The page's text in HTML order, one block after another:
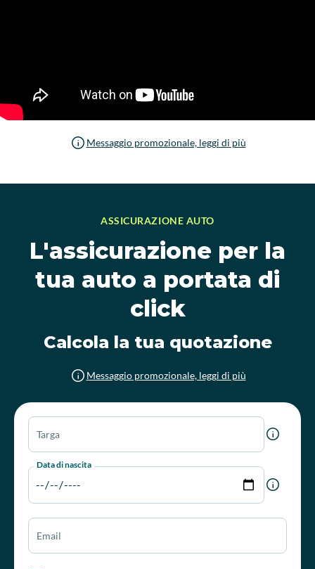
Messaggio promozionale, leggi di più
ASSICURAZIONE AUTO
L'assicurazione per la
tua auto a portata di
click
Calcola la tua quotazione
Messaggio promozionale, leggi di più
Targa
Data di nascita
Email